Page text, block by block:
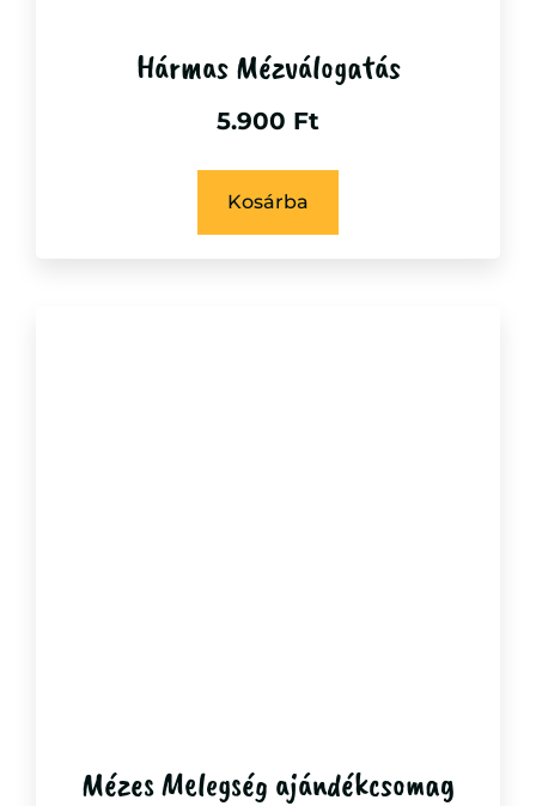
Hármas Mézválogatás
5.900 Ft
Kosárba
Mézes Melegség ajándékcsomag